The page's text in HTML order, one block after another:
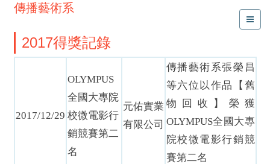
傳播藝術系
2017得獎記錄
2017/12/29
OLYMPUS
全國大專院
校微電影行
銷競賽第二
名
元佑實業
有限公司
傳播藝術系張榮昌
等六位以作品【舊
物回收】榮獲
OLYMPUS全國大專
院校微電影行銷競
賽第二名